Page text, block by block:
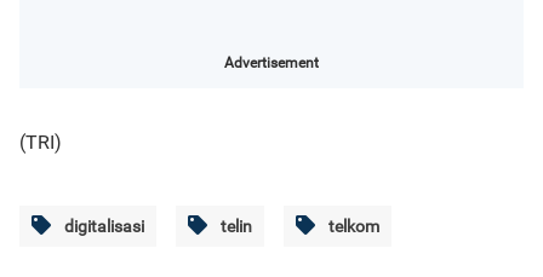
Advertisement
(TRI)
digitalisasi telin telkom